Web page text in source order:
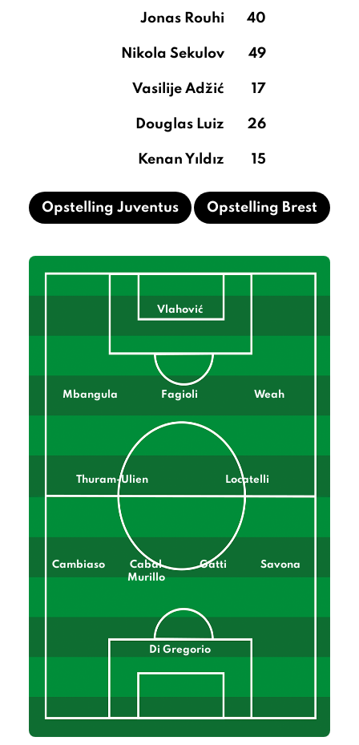
Jonas Rouhi 40
Nikola Sekulov 49
Vasilije Adžić 17
Douglas Luiz 26
Kenan Yıldız 15
Opstelling Juventus Opstelling Brest
Vlahović
Mbangula Fagioli Weah
Thuram-Ulien Locatelli
Cambiaso
Cabal
Murillo
Gatti Savona
Di Gregorio